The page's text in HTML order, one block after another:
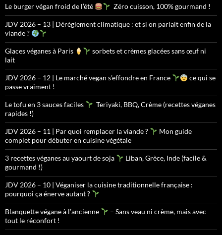
Le burger végan froid de l’été Zéro cuisson, 100% gourmand !
JDV 2026 – 13 | Dérèglement climatique : et si on parlait enfin de la
viande ?
Glaces véganes à Paris
sorbets et crèmes glacées sans œuf ni
lait
JDV 2026 – 12 | Le marché vegan s’effondre en France
ce qui se
passe vraiment !
Le tofu en 3 sauces faciles
Teriyaki, BBQ, Crème (recettes véganes
rapides !)
JDV 2026 – 11 | Par quoi remplacer la viande ?
Mon guide
complet pour débuter en cuisine végétale
3 recettes véganes au yaourt de soja
Liban, Grèce, Inde (facile &
gourmand !)
JDV 2026 – 10 | Véganiser la cuisine traditionnelle française :
pourquoi ça énerve autant ?
Blanquette végane à l’ancienne
– Sans veau ni crème, mais avec
tout le réconfort !